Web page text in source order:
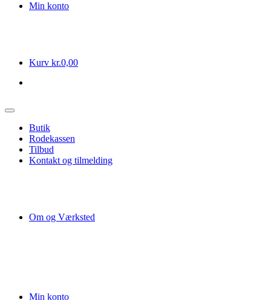
Min konto
Kurv kr.0,00
Butik
Rodekassen
Tilbud
Kontakt og tilmelding
Om og Værksted
Min konto